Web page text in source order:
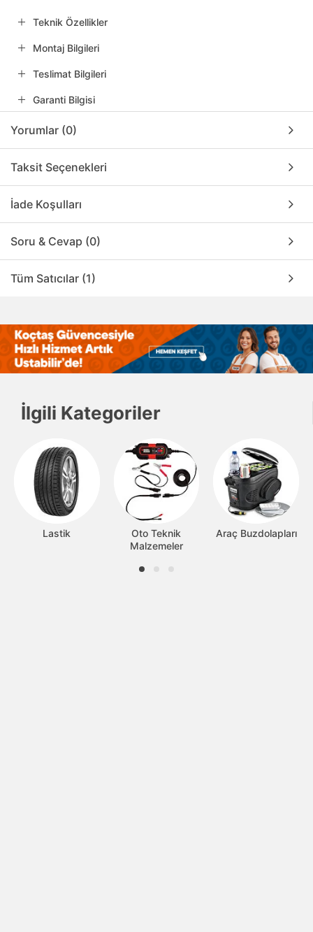
Teknik Özellikler
Montaj Bilgileri
Teslimat Bilgileri
Garanti Bilgisi
Yorumlar (0)
Taksit Seçenekleri
İade Koşulları
Soru & Cevap (0)
Tüm Satıcılar (1)
İlgili Kategoriler
Lastik
Oto Teknik
Malzemeler
Araç Buzdolapları